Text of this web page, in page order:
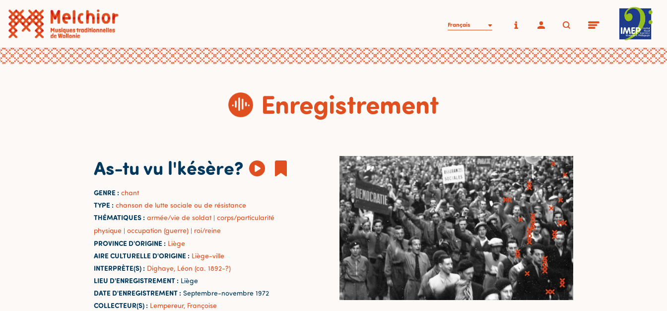
Français
Enregistrement
As-tu vu l'késère?
GENRE : chant
TYPE : chanson de lutte sociale ou de résistance
THÉMATIQUES : armée/vie de soldat | corps/particularité
physique | occupation (guerre) | roi/reine
PROVINCE D'ORIGINE : Liège
AIRE CULTURELLE D'ORIGINE : Liège-ville
INTERPRÈTE(S) : Dighaye, Léon (ca. 1892-?)
LIEU D'ENREGISTREMENT : Liège
DATE D'ENREGISTREMENT : Septembre-novembre 1972
COLLECTEUR(S) : Lempereur, Françoise